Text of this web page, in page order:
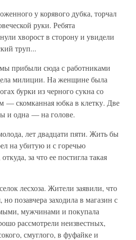
у корявого дубка, торчал
руки. Ребята
хворост в сторону и увидели
труп...
прибыли сюда с работниками
милиции. На женщине была
бурки из черного сукна со
— скомканная юбка в клетку. Две
и одна — на голове.
лет двадцати пяти. Жить бы
на убитую и с горечью
за что ее постигла такая
лесхоза. Жители заявили, что
позавчера заходила в магазин с
мужчинами и покупала
рассмотрели неизвестных,
смуглого, в фуфайке и